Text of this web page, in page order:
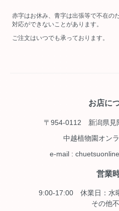
赤字はお休み、青字は出張等で不在の
対応ができないことがあります。
ご注文はいつでも承っております。
お店に
〒954-0112 新潟県見
中越植物園オン
e-mail :
営業
9:00-17:00 休業日：水
その他